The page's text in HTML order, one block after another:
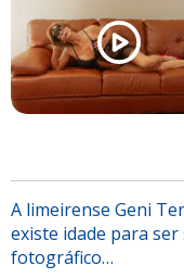
A limeirense Geni
existe idade para
fotográfico…